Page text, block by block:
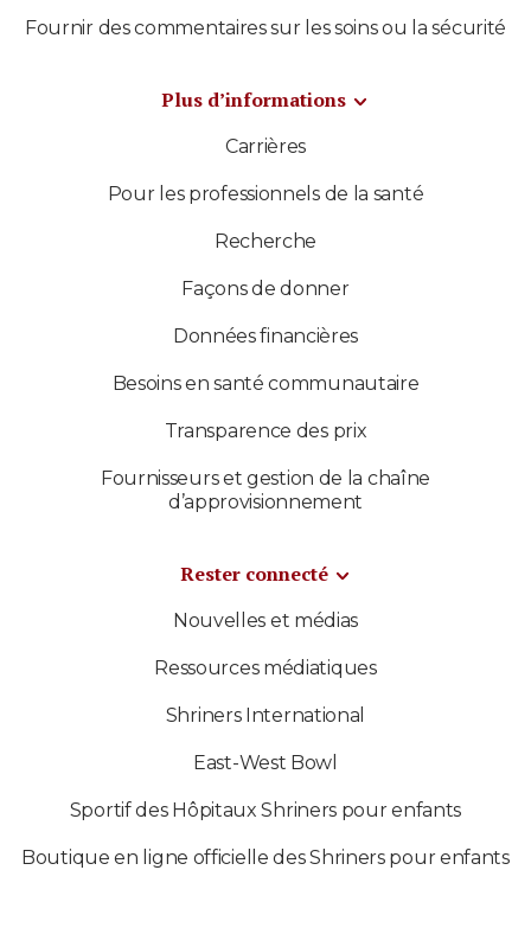
Fournir des commentaires sur les soins ou la sécurité
Plus d’informations
Carrières
Pour les professionnels de la santé
Recherche
Façons de donner
Données financières
Besoins en santé communautaire
Transparence des prix
Fournisseurs et gestion de la chaîne
d’approvisionnement
Rester connecté
Nouvelles et médias
Ressources médiatiques
Shriners International
East-West Bowl
Sportif des Hôpitaux Shriners pour enfants
Boutique en ligne officielle des Shriners pour enfants